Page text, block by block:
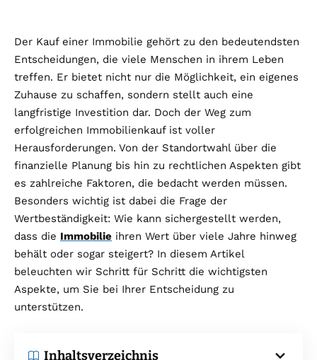
Der Kauf einer Immobilie gehört zu den bedeutendsten
Entscheidungen, die viele Menschen in ihrem Leben
treffen. Er bietet nicht nur die Möglichkeit, ein eigenes
Zuhause zu schaffen, sondern stellt auch eine
langfristige Investition dar. Doch der Weg zum
erfolgreichen Immobilienkauf ist voller
Herausforderungen. Von der Standortwahl über die
finanzielle Planung bis hin zu rechtlichen Aspekten gibt
es zahlreiche Faktoren, die bedacht werden müssen.
Besonders wichtig ist dabei die Frage der
Wertbeständigkeit: Wie kann sichergestellt werden,
dass die Immobilie ihren Wert über viele Jahre hinweg
behält oder sogar steigert? In diesem Artikel
beleuchten wir Schritt für Schritt die wichtigsten
Aspekte, um Sie bei Ihrer Entscheidung zu
unterstützen.
Inhaltsverzeichnis